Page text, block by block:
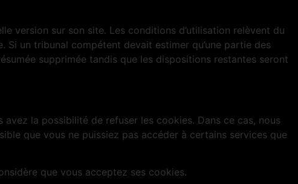
version sur son site. Les conditions d’utilisation relèvent du
Si un tribunal compétent devait estimer qu’une partie des
supprimée tandis que les dispositions restantes seront
la possibilité de refuser les cookies. Dans ce cas, nous
que vous ne puissiez pas accéder à certains services que
que vous acceptez ses cookies.